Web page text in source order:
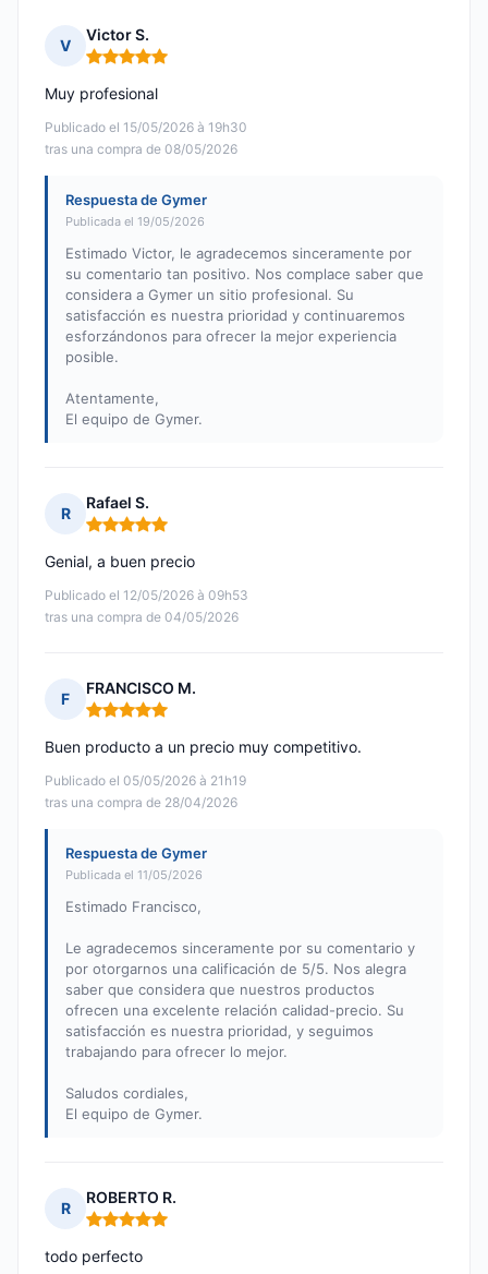
V
Victor S.
Nota: 5 de 5
Publicado el 15/05/2026 à 19h30
tras una compra de 08/05/2026
Muy profesional
Respuesta de Gymer
Publicada el 19/05/2026
Estimado Victor, le agradecemos sinceramente por
su comentario tan positivo. Nos complace saber que
considera a Gymer un sitio profesional. Su
satisfacción es nuestra prioridad y continuaremos
esforzándonos para ofrecer la mejor experiencia
posible.
Atentamente,
El equipo de Gymer.
R
Rafael S.
Nota: 5 de 5
Publicado el 12/05/2026 à 09h53
tras una compra de 04/05/2026
Genial, a buen precio
F
FRANCISCO M.
Nota: 5 de 5
Publicado el 05/05/2026 à 21h19
tras una compra de 28/04/2026
Buen producto a un precio muy competitivo.
Respuesta de Gymer
Publicada el 11/05/2026
Estimado Francisco,
Le agradecemos sinceramente por su comentario y
por otorgarnos una calificación de 5/5. Nos alegra
saber que considera que nuestros productos
ofrecen una excelente relación calidad-precio. Su
satisfacción es nuestra prioridad, y seguimos
trabajando para ofrecer lo mejor.
Saludos cordiales,
El equipo de Gymer.
R
ROBERTO R.
Nota: 5 de 5
todo perfecto